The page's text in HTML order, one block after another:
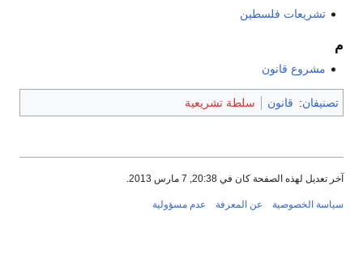
تشريعات فلسطين
م
مشروع قانون
تصنيفان: قانون سلطة تشريعية
آخر تعديل لهذه الصفحة كان في 20:38, 7 مارس 2013.
سياسة الخصوصية عن المعرفة عدم مسؤولية